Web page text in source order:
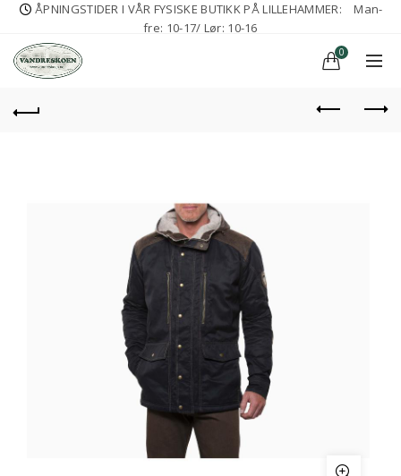
ÅPNINGSTIDER I VÅR FYSISKE BUTIKK PÅ LILLEHAMMER:
Man-
fre: 10-17/ Lør: 10-16
0